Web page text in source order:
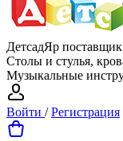
ДетсадЯр
Столы и стулья,
Музыкальные
Войти /Регистрация